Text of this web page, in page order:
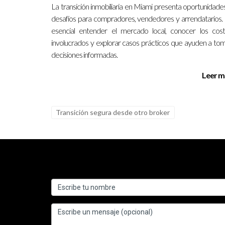
Comienza por planificar cuidadosamente el
¿Qué tipo de tecnología es esencial
Asegúrate de que utilicen CRM eficaces,
¿Cuál es el costo típico de cambiar de
en tu presupuesto general.
En conclusión, Ignacio Valenzuela ha
equipo actual no está logrando los resultados
Estoy aquí para ayudarte a encontrar las
La transición inmobiliaria en Miami presenta
desafíos para compradores, vendedores y arrendatarios.
esencial entender el mercado local, conocer los
involucrados y explorar casos prácticos que ayuden a
decisiones informadas.
Leer
Transición segura desde otro broker